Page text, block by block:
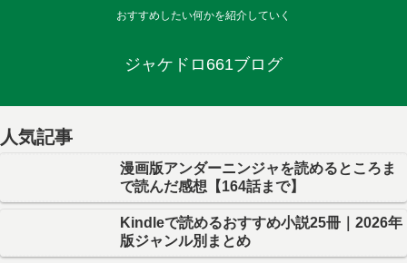
おすすめしたい何かを紹介していく
ジャケドロ661ブログ
人気記事
漫画版アンダーニンジャを読めるところま
で読んだ感想【164話まで】
Kindleで読めるおすすめ小説25冊｜2026年
版ジャンル別まとめ